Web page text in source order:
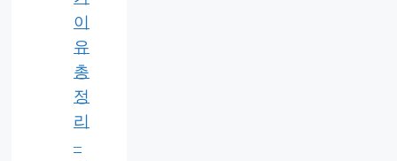
이
유
총
정
리
–